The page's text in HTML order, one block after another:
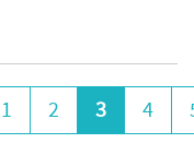
1 2 3 4